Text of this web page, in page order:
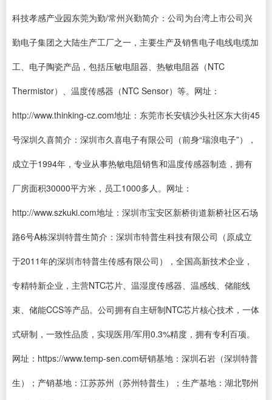
科技孝感产业园东莞为勤/常州兴勤简介：公司为台湾上市公司兴
勤电子集团之大陆生产工厂之一，主要生产及销售电子电线电缆加
工、电子陶瓷产品，包括压敏电阻器、热敏电阻器（NTC
Thermistor）、温度传感器（NTC Sensor）等。网址：
http://www.thinking-cz.com地址：东莞市长安镇沙头社区东大街45
号深圳久喜简介：深圳市久喜电子有限公司（前身“瑞浪电子”），
成立于1994年，专业从事热敏电阻销售和温度传感器制造，拥有
厂房面积30000平方米，员工1000多人。网址：
http://www.szkuki.com地址：深圳市宝安区新桥街道新桥社区石场
路6号A栋深圳特普生简介：深圳市特普生科技有限公司（原成立
于2011年的深圳市特普生传感有限公司），全国高新技术企业，
专精特新企业，主营NTC芯片、温湿度传感器、温感线、储能线
束、储能CCS等产品。公司拥有自主研制NTC芯片核心技术，一体
式研制，一致性品质，实现医用/军用0.3%精度，拥有专利百项。
网址：https://www.temp-sen.com研销基地：深圳石岩（深圳特普
生）；产销基地：江苏苏州（苏州特普生）；生产基地：湖北鄂州